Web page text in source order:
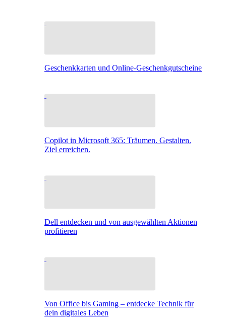
Geschenkkarten und Online-Geschenkgutscheine
Copilot in Microsoft 365: Träumen. Gestalten.
Ziel erreichen.
Dell entdecken und von ausgewählten Aktionen
profitieren
Von Office bis Gaming – entdecke Technik für
dein digitales Leben